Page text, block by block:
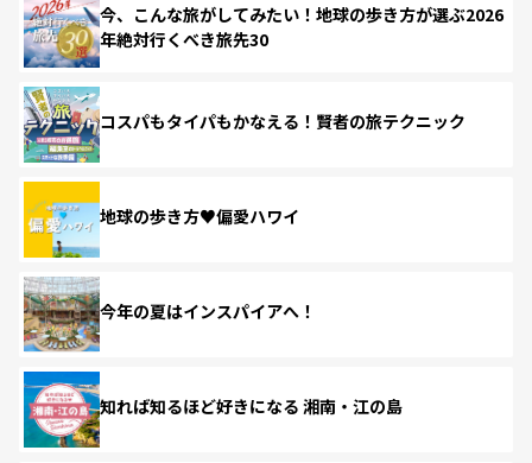
今、こんな旅がしてみたい！地球の歩き方が選ぶ2026
年絶対行くべき旅先30
コスパもタイパもかなえる！賢者の旅テクニック
地球の歩き方♥偏愛ハワイ
今年の夏はインスパイアへ！
知れば知るほど好きになる 湘南・江の島